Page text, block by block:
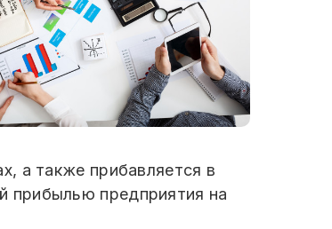
а также прибавляется в
прибылью предприятия на